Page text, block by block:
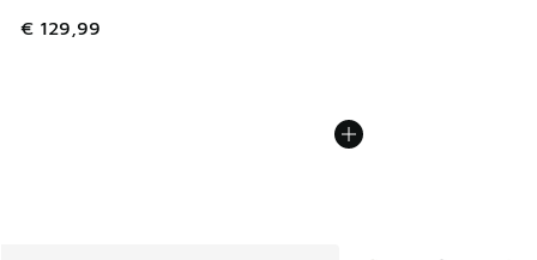
€ 129,99